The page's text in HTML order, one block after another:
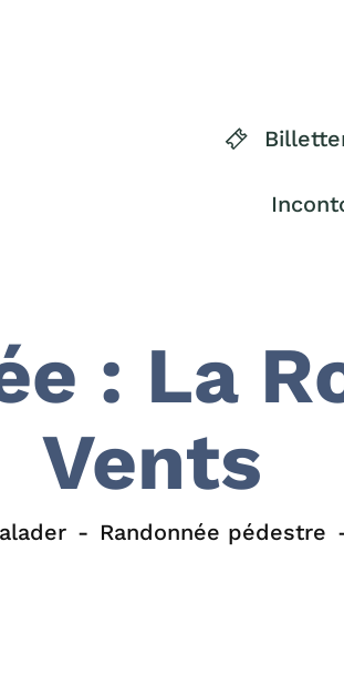
: La
Vents
Randonnée pédestre